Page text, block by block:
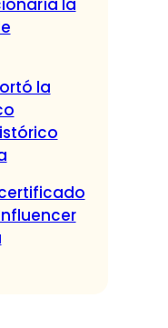
la
la